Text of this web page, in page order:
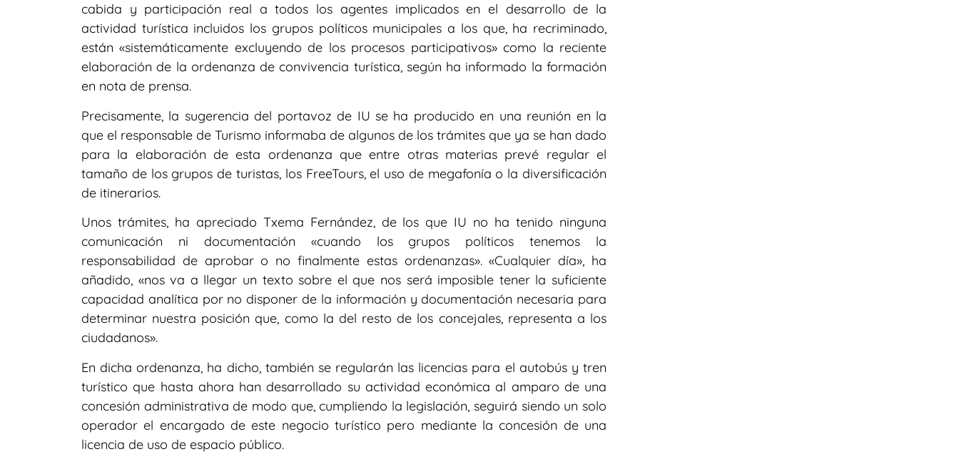
cabida y participación real a todos los agentes implicados en el desarrollo de la
actividad turística incluidos los grupos políticos municipales a los que, ha recriminado,
están «sistemáticamente excluyendo de los procesos participativos» como la reciente
elaboración de la ordenanza de convivencia turística, según ha informado la formación
en nota de prensa.
Precisamente, la sugerencia del portavoz de IU se ha producido en una reunión en la
que el responsable de Turismo informaba de algunos de los trámites que ya se han dado
para la elaboración de esta ordenanza que entre otras materias prevé regular el
tamaño de los grupos de turistas, los FreeTours, el uso de megafonía o la diversificación
de itinerarios.
Unos trámites, ha apreciado Txema Fernández, de los que IU no ha tenido ninguna
comunicación ni documentación «cuando los grupos políticos tenemos la
responsabilidad de aprobar o no finalmente estas ordenanzas». «Cualquier día», ha
añadido, «nos va a llegar un texto sobre el que nos será imposible tener la suficiente
capacidad analítica por no disponer de la información y documentación necesaria para
determinar nuestra posición que, como la del resto de los concejales, representa a los
ciudadanos».
En dicha ordenanza, ha dicho, también se regularán las licencias para el autobús y tren
turístico que hasta ahora han desarrollado su actividad económica al amparo de una
concesión administrativa de modo que, cumpliendo la legislación, seguirá siendo un solo
operador el encargado de este negocio turístico pero mediante la concesión de una
licencia de uso de espacio público.